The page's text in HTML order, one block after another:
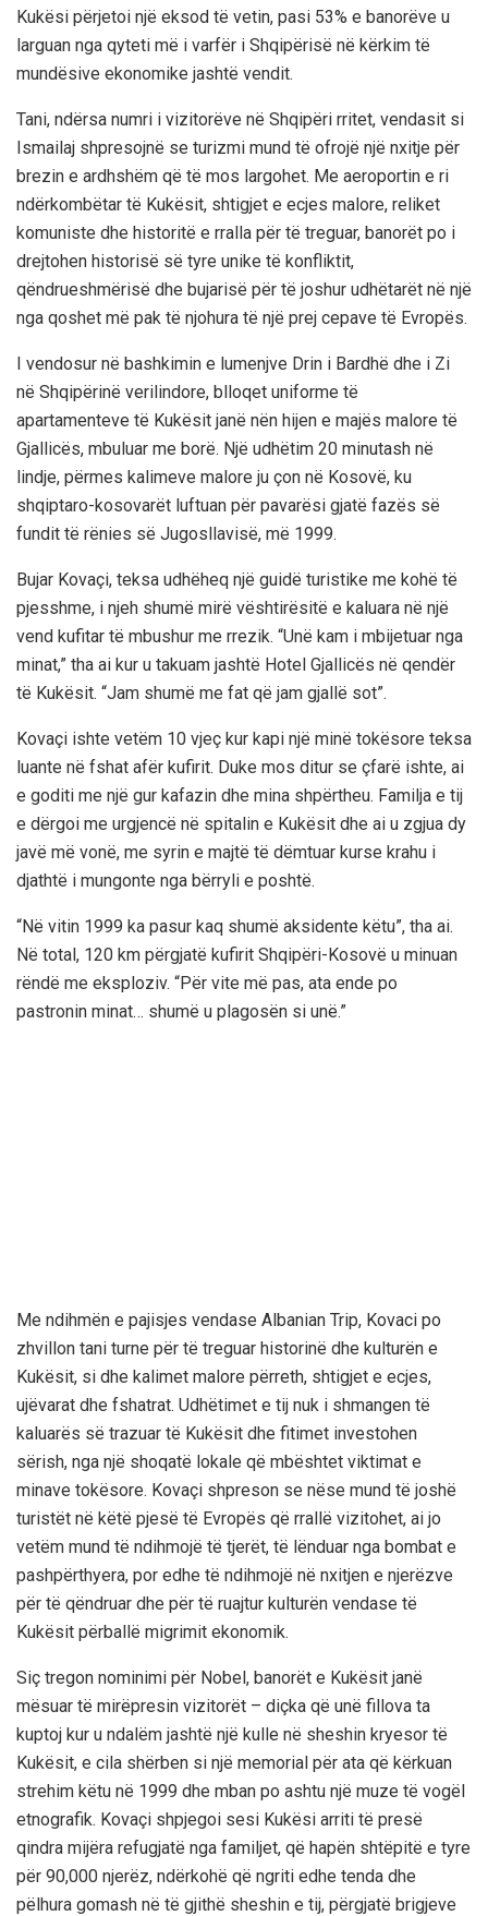
Kukësi përjetoi një eksod të vetin, pasi 53% e banorëve u
larguan nga qyteti më i varfër i Shqipërisë në kërkim të
mundësive ekonomike jashtë vendit.
Tani, ndërsa numri i vizitorëve në Shqipëri rritet, vendasit si
Ismailaj shpresojnë se turizmi mund të ofrojë një nxitje për
brezin e ardhshëm që të mos largohet. Me aeroportin e ri
ndërkombëtar të Kukësit, shtigjet e ecjes malore, reliket
komuniste dhe historitë e rralla për të treguar, banorët po i
drejtohen historisë së tyre unike të konfliktit,
qëndrueshmërisë dhe bujarisë për të joshur udhëtarët në një
nga qoshet më pak të njohura të një prej cepave të Evropës.
I vendosur në bashkimin e lumenjve Drin i Bardhë dhe i Zi
në Shqipërinë verilindore, blloqet uniforme të
apartamenteve të Kukësit janë nën hijen e majës malore të
Gjallicës, mbuluar me borë. Një udhëtim 20 minutash në
lindje, përmes kalimeve malore ju çon në Kosovë, ku
shqiptaro-kosovarët luftuan për pavarësi gjatë fazës së
fundit të rënies së Jugosllavisë, më 1999.
Bujar Kovaçi, teksa udhëheq një guidë turistike me kohë të
pjesshme, i njeh shumë mirë vështirësitë e kaluara në një
vend kufitar të mbushur me rrezik. “Unë kam i mbijetuar nga
minat,” tha ai kur u takuam jashtë Hotel Gjallicës në qendër
të Kukësit. “Jam shumë me fat që jam gjallë sot”.
Kovaçi ishte vetëm 10 vjeç kur kapi një minë tokësore teksa
luante në fshat afër kufirit. Duke mos ditur se çfarë ishte, ai
e goditi me një gur kafazin dhe mina shpërtheu. Familja e tij
e dërgoi me urgjencë në spitalin e Kukësit dhe ai u zgjua dy
javë më vonë, me syrin e majtë të dëmtuar kurse krahu i
djathtë i mungonte nga bërryli e poshtë.
“Në vitin 1999 ka pasur kaq shumë aksidente këtu”, tha ai.
Në total, 120 km përgjatë kufirit Shqipëri-Kosovë u minuan
rëndë me eksploziv. “Për vite më pas, ata ende po
pastronin minat… shumë u plagosën si unë.”
Me ndihmën e pajisjes vendase Albanian Trip, Kovaci po
zhvillon tani turne për të treguar historinë dhe kulturën e
Kukësit, si dhe kalimet malore përreth, shtigjet e ecjes,
ujëvarat dhe fshatrat. Udhëtimet e tij nuk i shmangen të
kaluarës së trazuar të Kukësit dhe fitimet investohen
sërish, nga një shoqatë lokale që mbështet viktimat e
minave tokësore. Kovaçi shpreson se nëse mund të joshë
turistët në këtë pjesë të Evropës që rrallë vizitohet, ai jo
vetëm mund të ndihmojë të tjerët, të lënduar nga bombat e
pashpërthyera, por edhe të ndihmojë në nxitjen e njerëzve
për të qëndruar dhe për të ruajtur kulturën vendase të
Kukësit përballë migrimit ekonomik.
Siç tregon nominimi për Nobel, banorët e Kukësit janë
mësuar të mirëpresin vizitorët – diçka që unë fillova ta
kuptoj kur u ndalëm jashtë një kulle në sheshin kryesor të
Kukësit, e cila shërben si një memorial për ata që kërkuan
strehim këtu në 1999 dhe mban po ashtu një muze të vogël
etnografik. Kovaçi shpjegoi sesi Kukësi arriti të presë
qindra mijëra refugjatë nga familjet, që hapën shtëpitë e tyre
për 90,000 njerëz, ndërkohë që ngriti edhe tenda dhe
pëlhura gomash në të gjithë sheshin e tij, përgjatë brigjeve